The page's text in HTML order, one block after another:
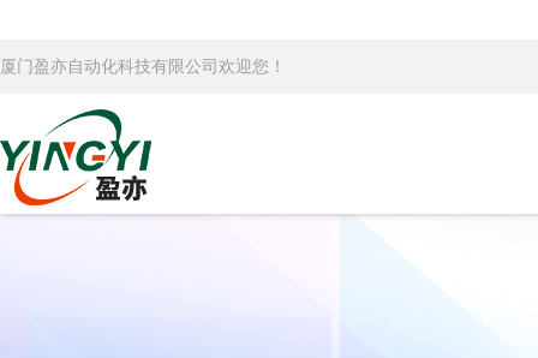
厦门盈亦自动化科技有限公司欢迎您！